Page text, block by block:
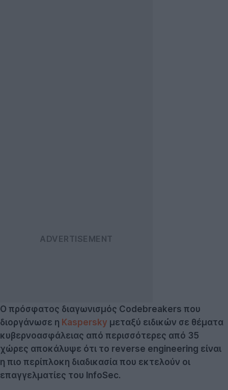
Ο πρόσφατος διαγωνισμός Codebreakers που
διοργάνωσε η Kaspersky μεταξύ ειδικών σε θέματα
κυβερνοασφάλειας από περισσότερες από 35
χώρες αποκάλυψε ότι τo reverse engineering είναι
η πιο περίπλοκη διαδικασία που εκτελούν οι
επαγγελματίες του InfoSec.